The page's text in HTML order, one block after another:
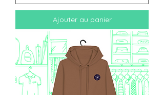
Ajouter au panier